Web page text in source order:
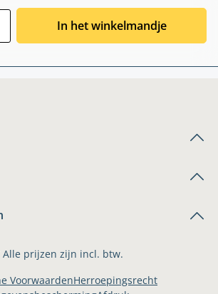
In het winkelmandje
prijzen zijn incl. btw.
VoorwaardenHerroepingsrecht